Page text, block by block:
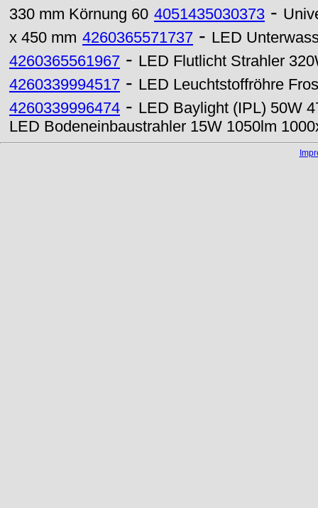
330 mm Körnung 60 4051435030373 -
x 450 mm 4260365571737 - LED
4260365561967 - LED Flutlicht Strahler
4260339994517 - LED Leuchtstoffröhre
4260339996474 - LED Baylight (IPL) 50W
LED Bodeneinbaustrahler 15W 1050lm